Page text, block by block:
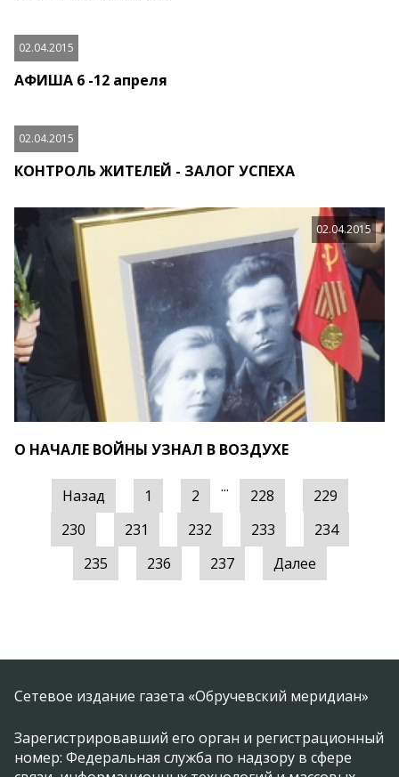
02.04.2015
АФИША 6 -12 апреля
02.04.2015
КОНТРОЛЬ ЖИТЕЛЕЙ - ЗАЛОГ УСПЕХА
02.04.2015
О НАЧАЛЕ ВОЙНЫ УЗНАЛ В ВОЗДУХЕ
Назад 1 2 ... 228
229
230
231 232 233
234
235
236 237 Далее
Сетевое издание газета «Обручевский меридиан»
Зарегистрировавший его орган и регистрационный
номер: Федеральная служба по надзору в сфере